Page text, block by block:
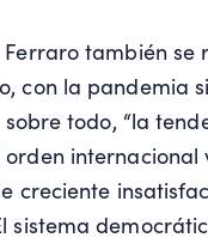
también
con la pandemia
todo, “la
creciente
sistema